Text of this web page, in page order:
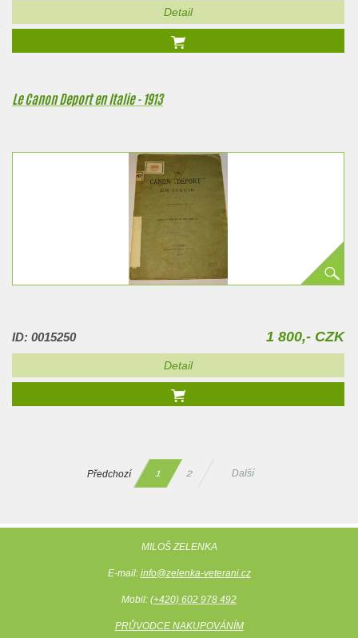
Detail
Le Canon Deport en Italie - 1913
ID: 0015250 1 800,- CZK
Detail
Předchozí 1 2 Další
MILOŠ ZELENKA
E-mail: info@zelenka-veterani.cz
Mobil: (+420) 602 978 492
PRŮVODCE NAKUPOVÁNÍM